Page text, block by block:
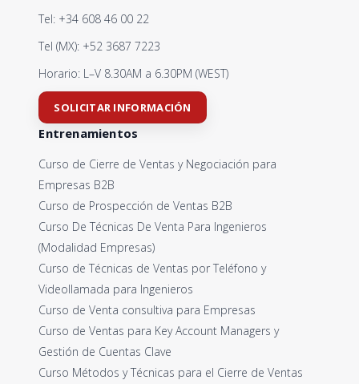
Tel: +34 608 46 00 22
Tel (MX): +52 3687 7223
Horario: L–V 8.30AM a 6.30PM (WEST)
SOLICITAR INFORMACIÓN
Entrenamientos
Curso de Cierre de Ventas y Negociación para
Empresas B2B
Curso de Prospección de Ventas B2B
Curso De Técnicas De Venta Para Ingenieros
(Modalidad Empresas)
Curso de Técnicas de Ventas por Teléfono y
Videollamada para Ingenieros
Curso de Venta consultiva para Empresas
Curso de Ventas para Key Account Managers y
Gestión de Cuentas Clave
Curso Métodos y Técnicas para el Cierre de Ventas